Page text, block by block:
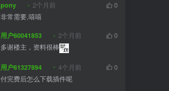
pony 2个月前
0
非常需要,嘻嘻
用户60041853 2个月前
0
多谢楼主，资料很棒
用户61327894 4个月前
0
付完费后怎么下载插件呢